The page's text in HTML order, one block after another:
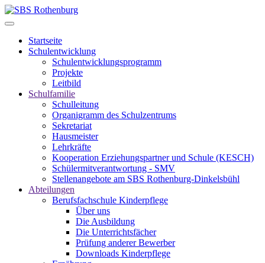
Startseite
Schulentwicklung
Schulentwicklungsprogramm
Projekte
Leitbild
Schulfamilie
Schulleitung
Organigramm des Schulzentrums
Sekretariat
Hausmeister
Lehrkräfte
Kooperation Erziehungspartner und Schule (KESCH)
Schülermitverantwortung - SMV
Stellenangebote am SBS Rothenburg-Dinkelsbühl
Abteilungen
Berufsfachschule Kinderpflege
Über uns
Die Ausbildung
Die Unterrichtsfächer
Prüfung anderer Bewerber
Downloads Kinderpflege